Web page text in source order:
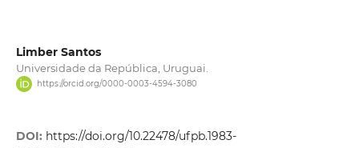
Limber Santos
Universidade da República, Uruguai.
https://orcid.org/0000-0003-4594-3080
DOI: https://doi.org/10.22478/ufpb.1983-